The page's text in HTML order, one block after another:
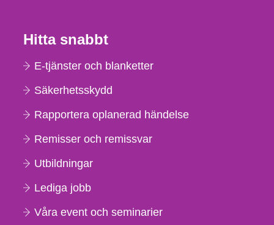
Hitta snabbt
E-tjänster och blanketter
Säkerhetsskydd
Rapportera oplanerad händelse
Remisser och remissvar
Utbildningar
Lediga jobb
Våra event och seminarier